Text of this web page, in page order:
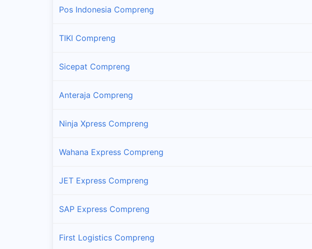
Pos Indonesia Compreng
TIKI Compreng
Sicepat Compreng
Anteraja Compreng
Ninja Xpress Compreng
Wahana Express Compreng
JET Express Compreng
SAP Express Compreng
First Logistics Compreng